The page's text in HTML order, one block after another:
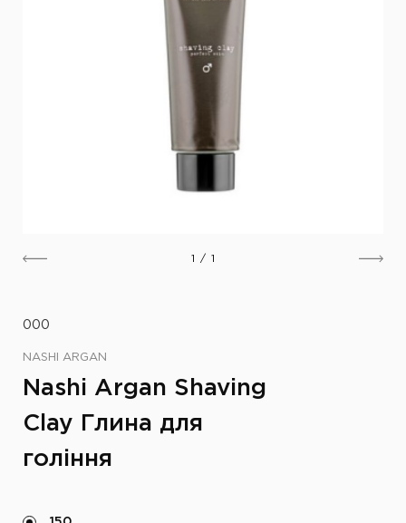
1 / 1
000
NASHI ARGAN
Nashi Argan Shaving
Clay Глина для
гоління